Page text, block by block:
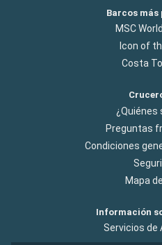
Barcos más
MSC
Icon of
Costa
¿Quiénes
Preguntas
Condiciones
Mapa
Información
Servicios de